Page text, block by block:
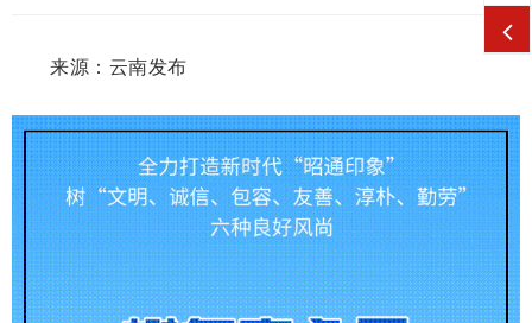
来源：云南发布